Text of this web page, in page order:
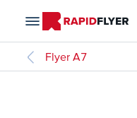
Flyer A7